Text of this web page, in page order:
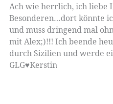
Ach wie herrlich, ich liebe
Besonderen…dort könnte
und muss dringend mal
mit Alex;)!!! Ich beende
durch Sizilien und werde
GLG♥Kerstin